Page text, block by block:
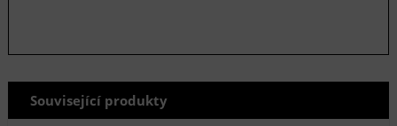
Související produkty